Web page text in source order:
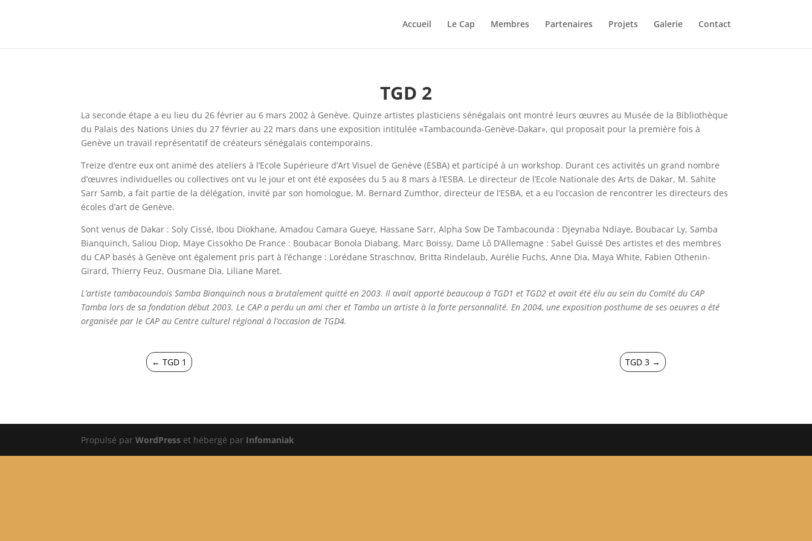
Accueil Le Cap Membres Partenaires Projets Galerie Contact
TGD 2
La seconde étape a eu lieu du 26 février au 6 mars 2002 à Genève. Quinze artistes plasticiens sénégalais ont montré leurs œuvres au Musée de la Bibliothèque
du Palais des Nations Unies du 27 février au 22 mars dans une exposition intitulée «Tambacounda-Genève-Dakar», qui proposait pour la première fois à
Genève un travail représentatif de créateurs sénégalais contemporains.
Treize d’entre eux ont animé des ateliers à l’Ecole Supérieure d’Art Visuel de Genève (ESBA) et participé à un workshop. Durant ces activités un grand nombre
d’œuvres individuelles ou collectives ont vu le jour et ont été exposées du 5 au 8 mars à l’ESBA. Le directeur de l’Ecole Nationale des Arts de Dakar, M. Sahite
Sarr Samb, a fait partie de la délégation, invité par son homologue, M. Bernard Zumthor, directeur de l’ESBA, et a eu l’occasion de rencontrer les directeurs des
écoles d’art de Genève.
Sont venus de Dakar : Soly Cissé, Ibou Diokhane, Amadou Camara Gueye, Hassane Sarr, Alpha Sow De Tambacounda : Djeynaba Ndiaye, Boubacar Ly, Samba
Bianquinch, Saliou Diop, Maye Cissokho De France : Boubacar Bonola Diabang, Marc Boissy, Dame Lô D’Allemagne : Sabel Guissé Des artistes et des membres
du CAP basés à Genève ont également pris part à l’échange : Lorédane Straschnov, Britta Rindelaub, Aurélie Fuchs, Anne Dia, Maya White, Fabien Othenin-
Girard, Thierry Feuz, Ousmane Dia, Liliane Maret.
L’artiste tambacoundois Samba Bianquinch nous a brutalement quitté en 2003. Il avait apporté beaucoup à TGD1 et TGD2 et avait été élu au sein du Comité du CAP
Tamba lors de sa fondation début 2003. Le CAP a perdu un ami cher et Tamba un artiste à la forte personnalité. En 2004, une exposition posthume de ses oeuvres a été
organisée par le CAP au Centre culturel régional à l’occasion de TGD4.
← TGD 1 TGD 3 →
Propulsé parWordPress et hébergé par Infomaniak